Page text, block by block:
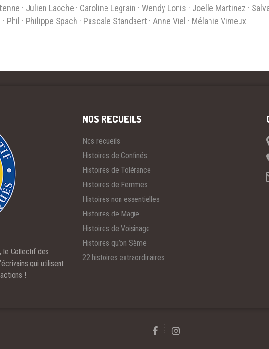
· Julien Laoche · Caroline Legrain · Wendy Lonis · Joelle Martinez ·
Phil · Philippe Spach · Pascale Standaert · Anne Viel · Mélanie Vimeux
le Collectif des
qui utilisent
!
NOS RECUEILS
Nos recueils
Histoires de Confinés
Histoires de Tolérance
Histoires de Femmes
Histoires non essentielles
Histoires de Magie
Histoires de Voisinage
Histoires qu’on Sème
22 histoires extraordinaires